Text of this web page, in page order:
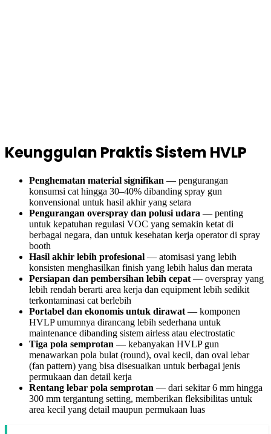
Keunggulan Praktis Sistem HVLP
Penghematan material signifikan — pengurangan
konsumsi cat hingga 30–40% dibanding spray gun
konvensional untuk hasil akhir yang setara
Pengurangan overspray dan polusi udara — penting
untuk kepatuhan regulasi VOC yang semakin ketat di
berbagai negara, dan untuk kesehatan kerja operator di spray
booth
Hasil akhir lebih profesional — atomisasi yang lebih
konsisten menghasilkan finish yang lebih halus dan merata
Persiapan dan pembersihan lebih cepat — overspray yang
lebih rendah berarti area kerja dan equipment lebih sedikit
terkontaminasi cat berlebih
Portabel dan ekonomis untuk dirawat — komponen
HVLP umumnya dirancang lebih sederhana untuk
maintenance dibanding sistem airless atau electrostatic
Tiga pola semprotan — kebanyakan HVLP gun
menawarkan pola bulat (round), oval kecil, dan oval lebar
(fan pattern) yang bisa disesuaikan untuk berbagai jenis
permukaan dan detail kerja
Rentang lebar pola semprotan — dari sekitar 6 mm hingga
300 mm tergantung setting, memberikan fleksibilitas untuk
area kecil yang detail maupun permukaan luas